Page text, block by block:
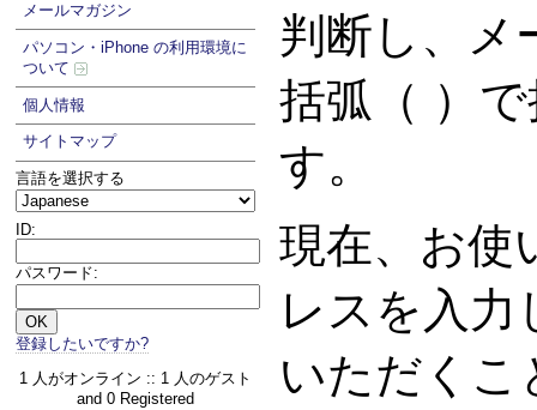
メールマガジン
パソコン・iPhone の利用環境に
ついて
個人情報
サイトマップ
言語を選択する
ID:
パスワード:
登録したいですか?
1 人がオンライン :: 1 人のゲスト
and 0 Registered
判断し、メ
括弧（ ）
す。
現在、お使
レスを入力
いただくこ